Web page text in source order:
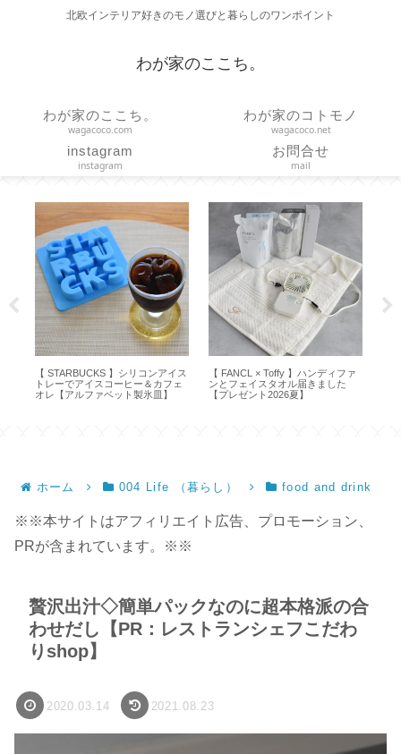
北欧インテリア好きのモノ選びと暮らしのワンポイント
わが家のここち。
わが家のここち。
wagacoco.com
わが家のコトモノ
wagacoco.net
instagram
instagram
お問合せ
mail
【 Diptyque 】お誕生日限定特典キ
ャンドル届きました【 Figuier 70ｇ
】
【作り方】直線縫いだけで作る つ
っぱり棒に通す簡易カーテン
【marimekko ハンドメイド】
ホーム 004 Life （暮らし） food and drink
※※本サイトはアフィリエイト広告、プロモーション、
PRが含まれています。※※
贅沢出汁◇簡単パックなのに超本格派の合
わせだし【PR：レストランシェフこだわ
りshop】
2020.03.14 2021.08.23